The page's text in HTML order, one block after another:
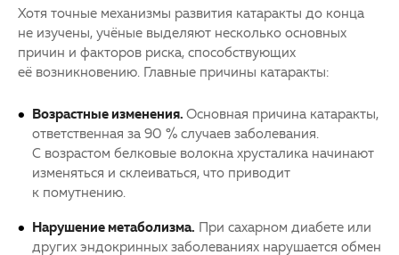
Хотя точные механизмы развития катаракты до конца
не изучены, учёные выделяют несколько основных
причин и факторов риска, способствующих
её возникновению. Главные причины катаракты:
Возрастные изменения. Основная причина катаракты,
ответственная за 90 % случаев заболевания.
С возрастом белковые волокна хрусталика начинают
изменяться и склеиваться, что приводит
к помутнению.
Нарушение метаболизма. При сахарном диабете или
других эндокринных заболеваниях нарушается обмен